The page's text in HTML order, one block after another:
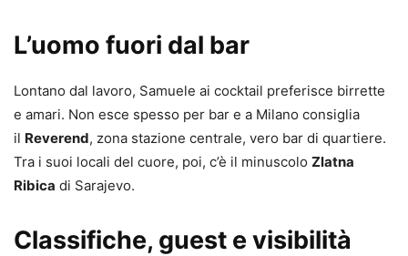
L’uomo fuori dal bar
Lontano dal lavoro, Samuele ai cocktail preferisce birrette
e amari. Non esce spesso per bar e a Milano consiglia
il Reverend, zona stazione centrale, vero bar di quartiere.
Tra i suoi locali del cuore, poi, c’è il minuscolo Zlatna
Ribica di Sarajevo.
Classifiche, guest e visibilità